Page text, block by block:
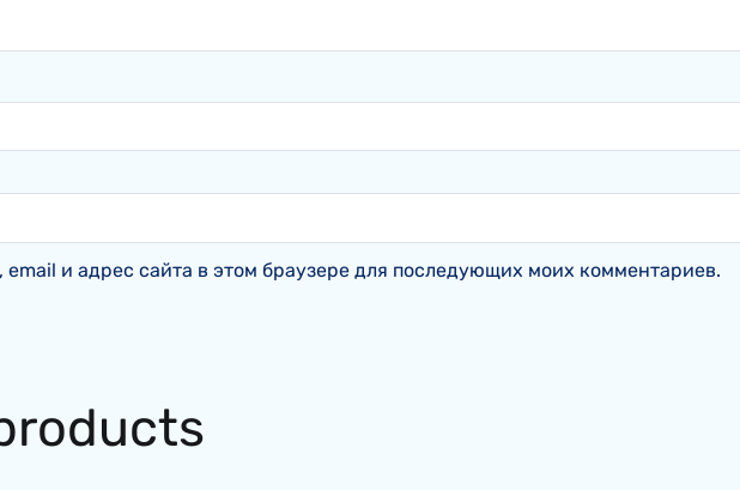
email и адрес сайта в этом браузере для последующих моих комментариев.